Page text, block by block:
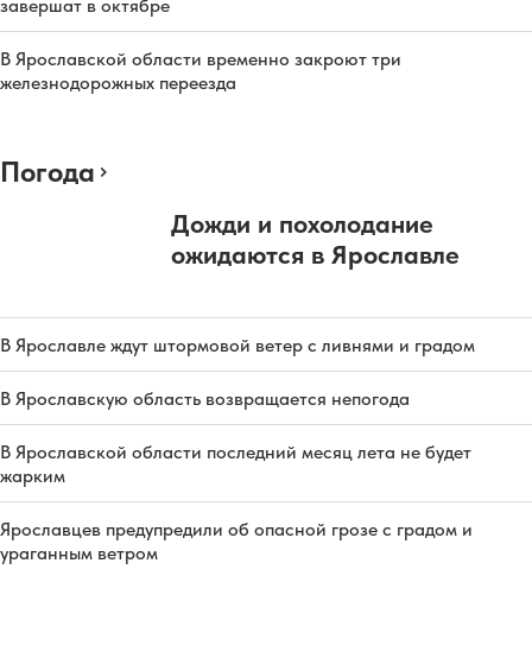
завершат в октябре
В Ярославской области временно закроют три
железнодорожных переезда
Погода
Дожди и похолодание
ожидаются в Ярославле
В Ярославле ждут штормовой ветер с ливнями и градом
В Ярославскую область возвращается непогода
В Ярославской области последний месяц лета не будет
жарким
Ярославцев предупредили об опасной грозе с градом и
ураганным ветром